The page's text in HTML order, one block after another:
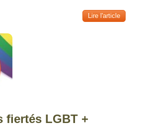
Lire l'article
fiertés LGBT +